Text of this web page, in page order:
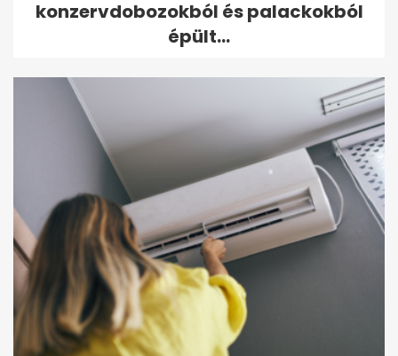
konzervdobozokból és palackokból
épült...